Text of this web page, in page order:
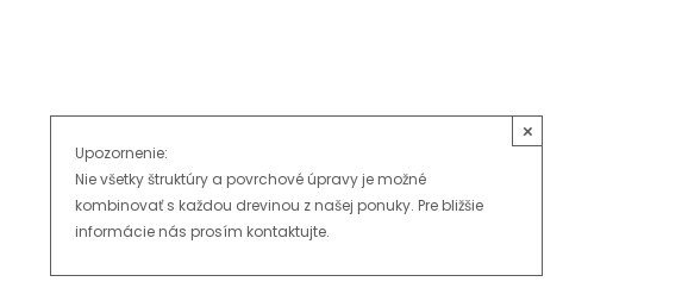
Upozornenie:
Nie všetky štruktúry a povrchové úpravy je možné
kombinovať s každou drevinou z našej ponuky. Pre bližšie
informácie nás prosím kontaktujte.
×